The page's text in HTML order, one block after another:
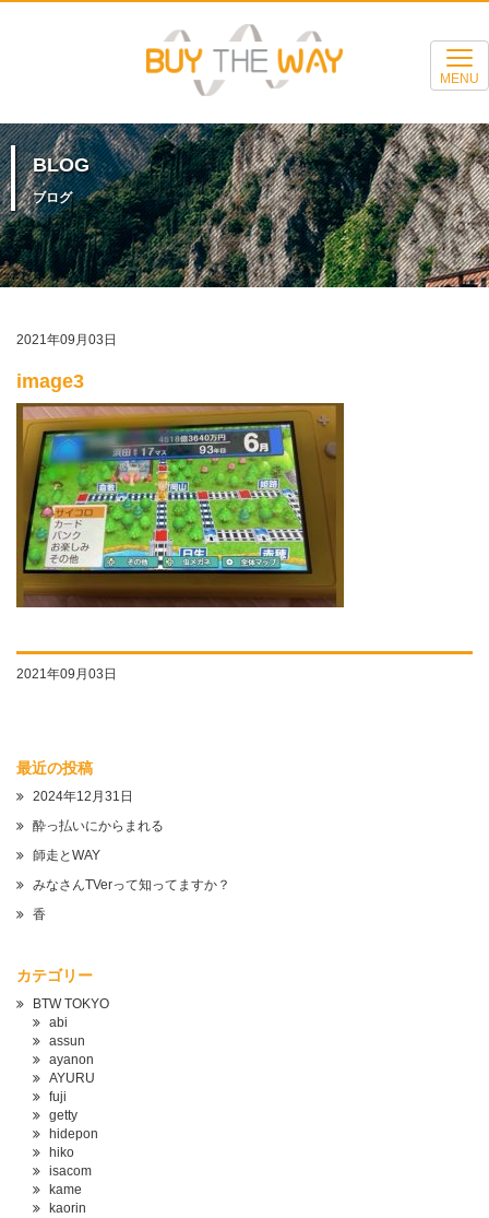
MENU
BLOG
ブログ
2021年09月03日
image3
2021年09月03日
最近の投稿
2024年12月31日
酔っ払いにからまれる
師走とWAY
みなさんTVerって知ってますか？
香
カテゴリー
BTW TOKYO
abi
assun
ayanon
AYURU
fuji
getty
hidepon
hiko
isacom
kame
kaorin